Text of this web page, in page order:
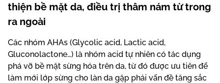
thiện bề mặt da, điều trị thâm nám từ trong
ra ngoài
Các nhóm AHAs (Glycolic acid, Lactic acid,
Gluconolactone…) là nhóm acid tự nhiên có tác dụng
phá vỡ bề mặt sừng hóa trên da, từ đó được ưu tiên để
làm mới lớp sừng cho làn da gặp phải vấn đề tăng sắc